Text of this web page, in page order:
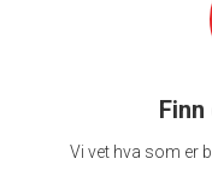
Vi vet hva som er